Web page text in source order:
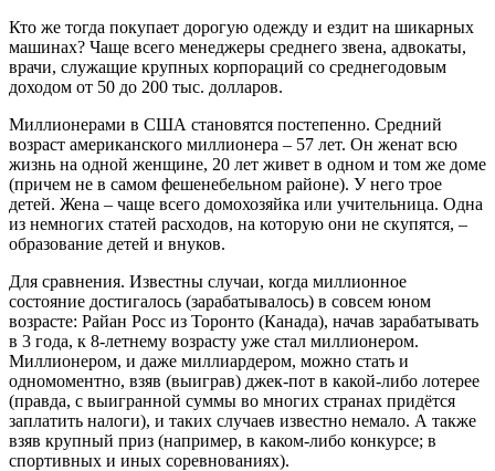
Кто же тогда покупает дорогую одежду и ездит на шикарных
машинах? Чаще всего менеджеры среднего звена, адвокаты,
врачи, служащие крупных корпораций со среднегодовым
доходом от 50 до 200 тыс. долларов.
Миллионерами в США становятся постепенно. Средний
возраст американского миллионера – 57 лет. Он женат всю
жизнь на одной женщине, 20 лет живет в одном и том же доме
(причем не в самом фешенебельном районе). У него трое
детей. Жена – чаще всего домохозяйка или учительница. Одна
из немногих статей расходов, на которую они не скупятся, –
образование детей и внуков.
Для сравнения. Известны случаи, когда миллионное
состояние достигалось (зарабатывалось) в совсем юном
возрасте: Райан Росс из Торонто (Канада), начав зарабатывать
в 3 года, к 8-летнему возрасту уже стал миллионером.
Миллионером, и даже миллиардером, можно стать и
одномоментно, взяв (выиграв) джек-пот в какой-либо лотерее
(правда, с выигранной суммы во многих странах придётся
заплатить налоги), и таких случаев известно немало. А также
взяв крупный приз (например, в каком-либо конкурсе; в
спортивных и иных соревнованиях).